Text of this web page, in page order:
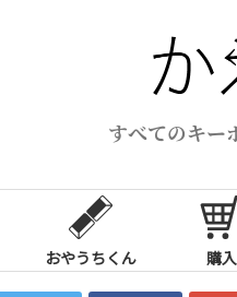
すべてのキー
おやうちくん 購入